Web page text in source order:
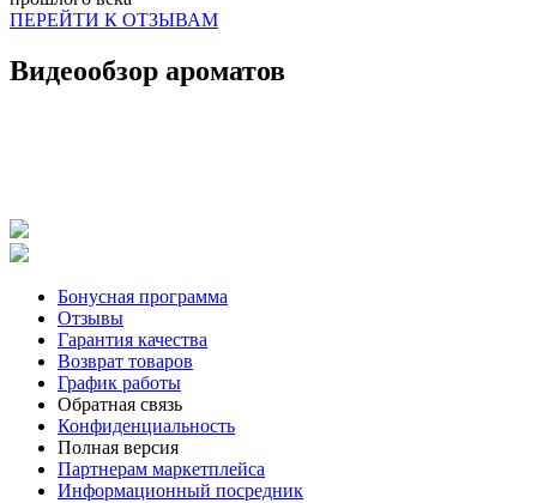
ПЕРЕЙТИ К ОТЗЫВАМ
Видеообзор ароматов
Бонусная программа
Отзывы
Гарантия качества
Возврат товаров
График работы
Обратная связь
Конфиденциальность
Полная версия
Партнерам маркетплейса
Информационный посредник